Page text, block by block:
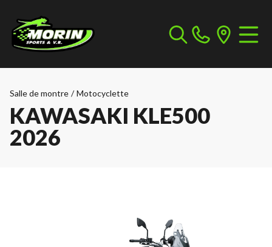
Salle de montre / Motocyclette
KAWASAKI KLE500
2026